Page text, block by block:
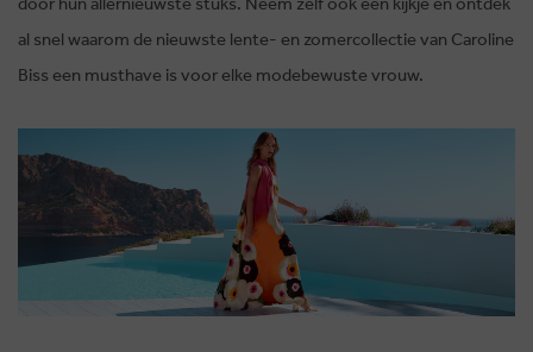
al snel waarom de nieuwste lente- en zomercollectie van Caroline
Biss een musthave is voor elke modebewuste vrouw.